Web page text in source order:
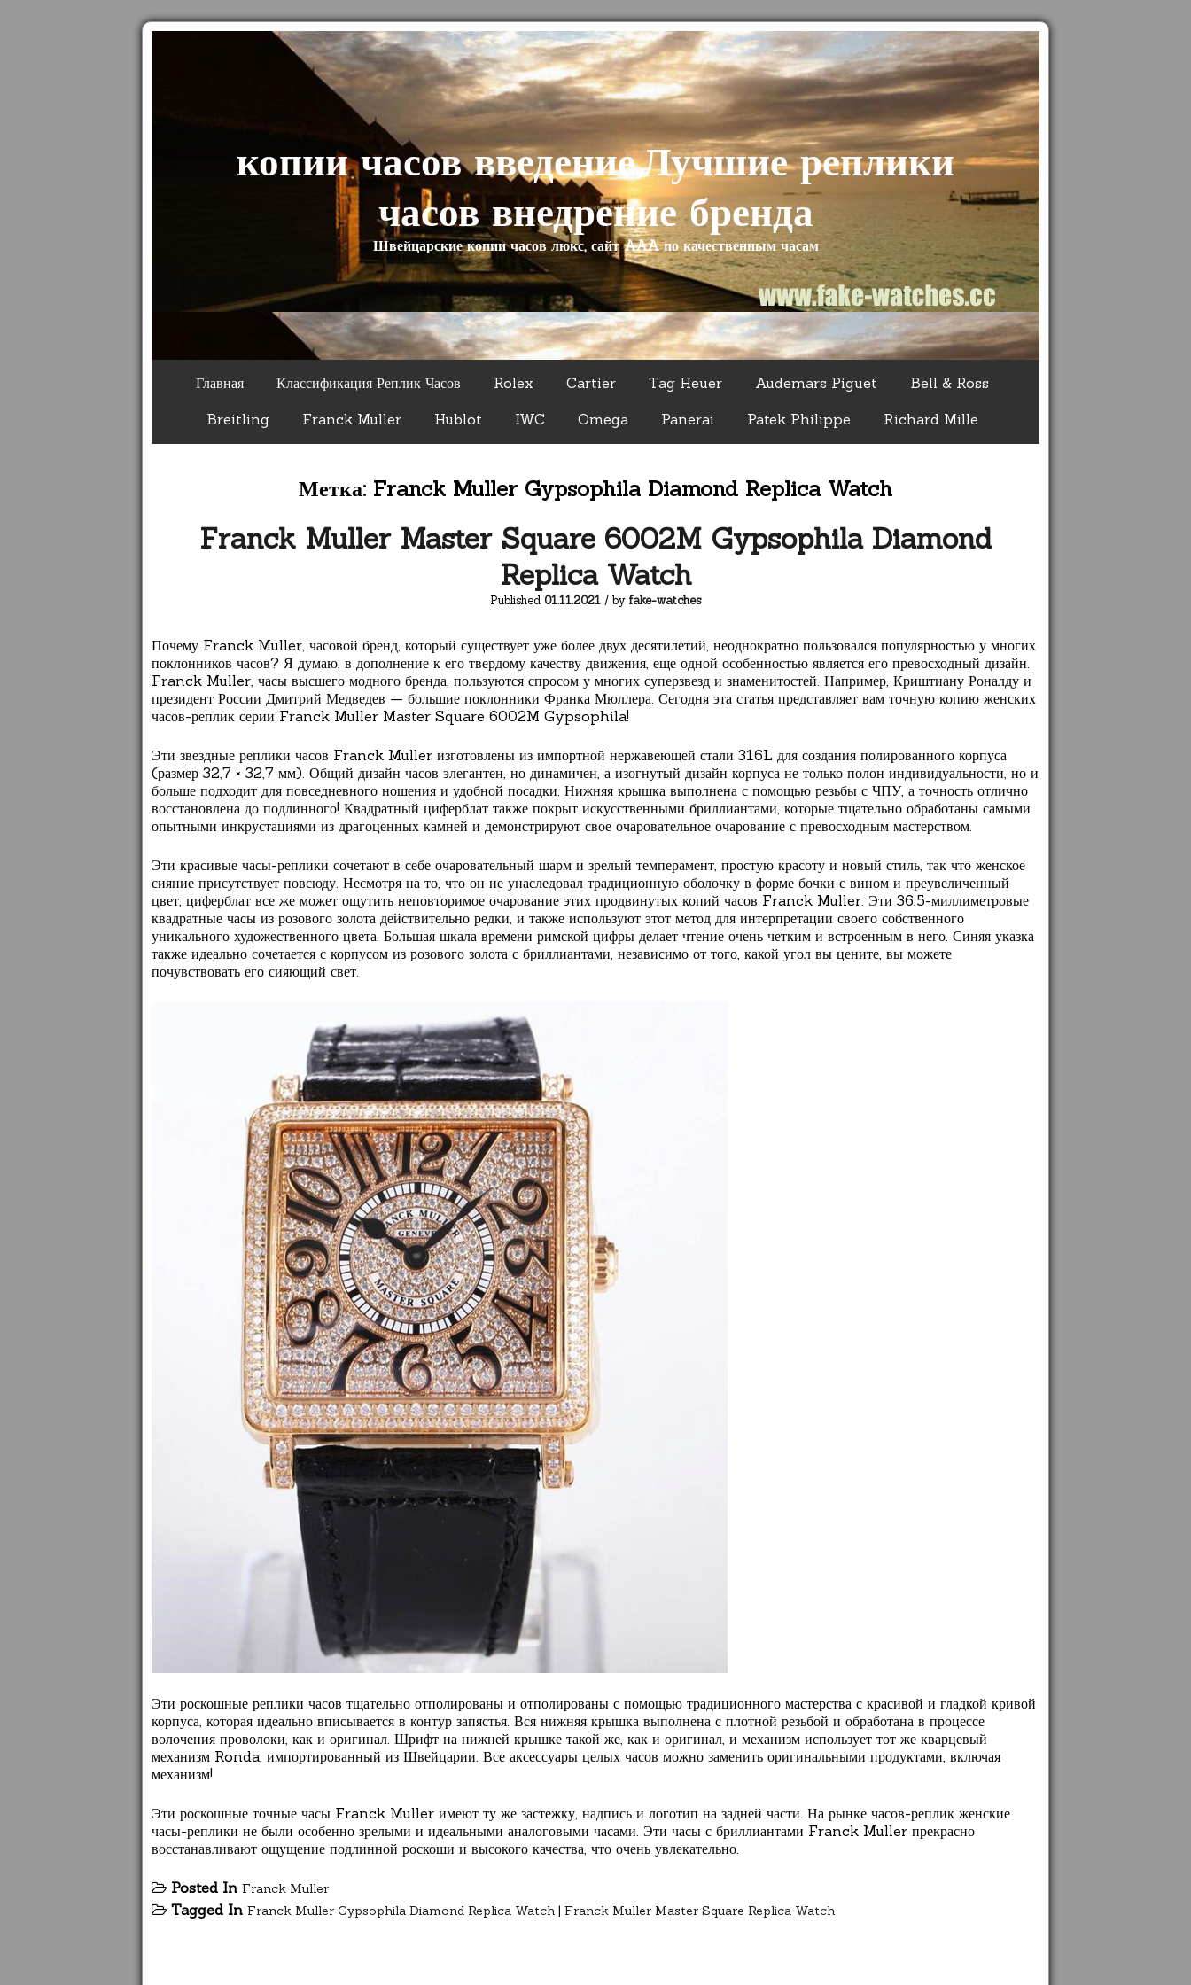
копии часов введение,Лучшие реплики
часов внедрение бренда
Швейцарские копии часов люкс, сайт AAA по качественным часам
Главная Классификация Реплик Часов Rolex Cartier Tag Heuer Audemars Piguet Bell & Ross
Breitling Franck Muller Hublot IWC Omega Panerai Patek Philippe Richard Mille
Метка: Franck Muller Gypsophila Diamond Replica Watch
Franck Muller Master Square 6002M Gypsophila Diamond
Replica Watch
Published 01.11.2021 / by fake-watches
Почему Franck Muller, часовой бренд, который существует уже более двух десятилетий, неоднократно пользовался популярностью у многих
поклонников часов? Я думаю, в дополнение к его твердому качеству движения, еще одной особенностью является его превосходный дизайн.
Franck Muller, часы высшего модного бренда, пользуются спросом у многих суперзвезд и знаменитостей. Например, Криштиану Роналду и
президент России Дмитрий Медведев — большие поклонники Франка Мюллера. Сегодня эта статья представляет вам точную копию женских
часов-реплик серии Franck Muller Master Square 6002M Gypsophila!
Эти звездные реплики часов Franck Muller изготовлены из импортной нержавеющей стали 316L для создания полированного корпуса
(размер 32,7 × 32,7 мм). Общий дизайн часов элегантен, но динамичен, а изогнутый дизайн корпуса не только полон индивидуальности, но и
больше подходит для повседневного ношения и удобной посадки. Нижняя крышка выполнена с помощью резьбы с ЧПУ, а точность отлично
восстановлена ​​до подлинного! Квадратный циферблат также покрыт искусственными бриллиантами, которые тщательно обработаны самыми
опытными инкрустациями из драгоценных камней и демонстрируют свое очаровательное очарование с превосходным мастерством.
Эти красивые часы-реплики сочетают в себе очаровательный шарм и зрелый темперамент, простую красоту и новый стиль, так что женское
сияние присутствует повсюду. Несмотря на то, что он не унаследовал традиционную оболочку в форме бочки с вином и преувеличенный
цвет, циферблат все же может ощутить неповторимое очарование этих продвинутых копий часов Franck Muller. Эти 36,5-миллиметровые
квадратные часы из розового золота действительно редки, и также используют этот метод для интерпретации своего собственного
уникального художественного цвета. Большая шкала времени римской цифры делает чтение очень четким и встроенным в него. Синяя указка
также идеально сочетается с корпусом из розового золота с бриллиантами, независимо от того, какой угол вы цените, вы можете
почувствовать его сияющий свет.
Эти роскошные реплики часов тщательно отполированы и отполированы с помощью традиционного мастерства с красивой и гладкой кривой
корпуса, которая идеально вписывается в контур запястья. Вся нижняя крышка выполнена с плотной резьбой и обработана в процессе
волочения проволоки, как и оригинал. Шрифт на нижней крышке такой же, как и оригинал, и механизм использует тот же кварцевый
механизм Ronda, импортированный из Швейцарии. Все аксессуары целых часов можно заменить оригинальными продуктами, включая
механизм!
Эти роскошные точные часы Franck Muller имеют ту же застежку, надпись и логотип на задней части. На рынке часов-реплик женские
часы-реплики не были особенно зрелыми и идеальными аналоговыми часами. Эти часы с бриллиантами Franck Muller прекрасно
восстанавливают ощущение подлинной роскоши и высокого качества, что очень увлекательно.
Posted In Franck Muller
Tagged In Franck Muller Gypsophila Diamond Replica Watch | Franck Muller Master Square Replica Watch